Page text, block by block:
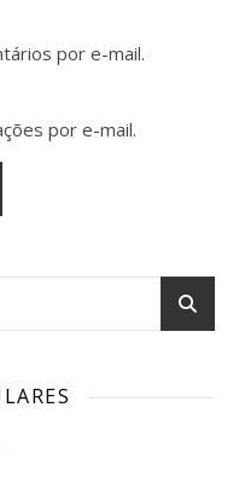
por e-mail.
por e-mail.